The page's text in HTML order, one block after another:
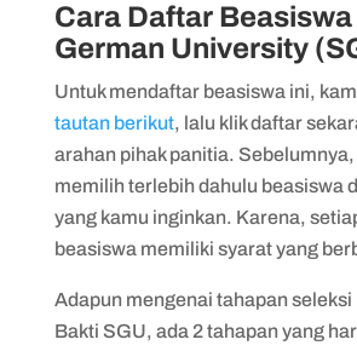
Cara Daftar
German University
Untuk mendaftar beasiswa ini,
tautan berikut, lalu klik daftar
arahan pihak panitia.
memilih terlebih dahulu beasiswa
yang kamu inginkan. Karena,
beasiswa memiliki syarat yang
Adapun mengenai tahapan seleksi
Bakti SGU, ada 2 tahapan yang